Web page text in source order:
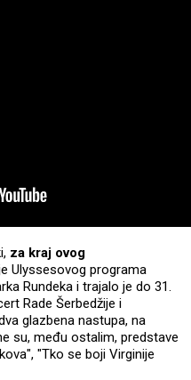
za kraj ovog
Ulyssesovog programa
Rundeka i trajalo je do 31.
Rade Šerbedžije i
glazbena nastupa, na
su, među ostalim, predstave
"Tko se boji Virginije